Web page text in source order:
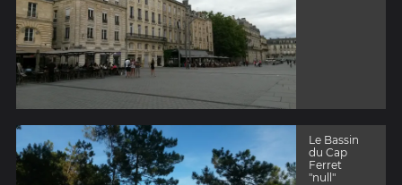
Le Bassin
du Cap
Ferret
"null"